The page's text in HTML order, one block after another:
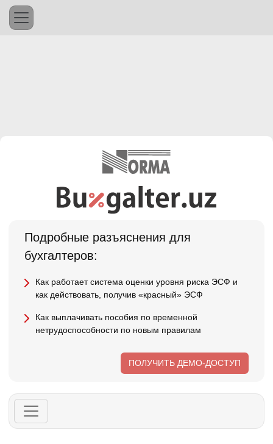
Подробные разъяснения для
бухгалтеров:
Как работает система оценки уровня риска ЭСФ и
как действовать, получив «красный» ЭСФ
Как выплачивать пособия по временной
нетрудоспособности по новым правилам
ПОЛУЧИТЬ ДЕМО-ДОСТУП